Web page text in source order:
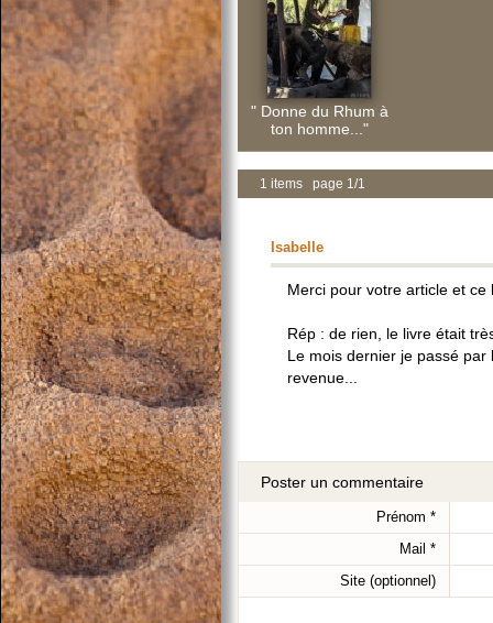
" Donne du Rhum à
ton homme..."
1 items page 1/1
Isabelle
Merci pour votre article et
Rép : de rien, le livre était
Le mois dernier je passé
revenue...
Poster un commentaire
Prénom *
Mail *
Site (optionnel)